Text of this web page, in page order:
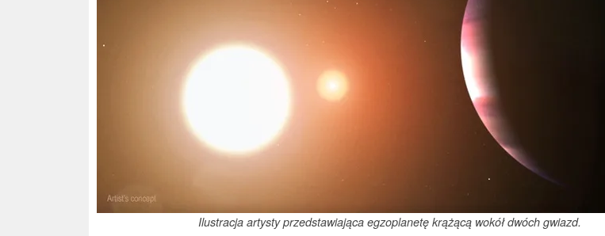
Ilustracja artysty przedstawiająca egzoplanetę krążącą wokół dwóch gwiazd.